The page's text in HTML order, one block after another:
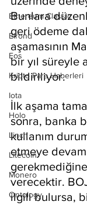
Ethereum Classic
Elrond
Eos
Kripto Para Haberleri
Iota
Holo
Linch
Litecoin
Monero
Ontology
Bunlara
geri ödeme
aşamasının
bir yıl süreyle
bildiriliyor.
İlk aşama
sonra, banka
kullanım
etmeye
verecektir.
ilgili bulursa,